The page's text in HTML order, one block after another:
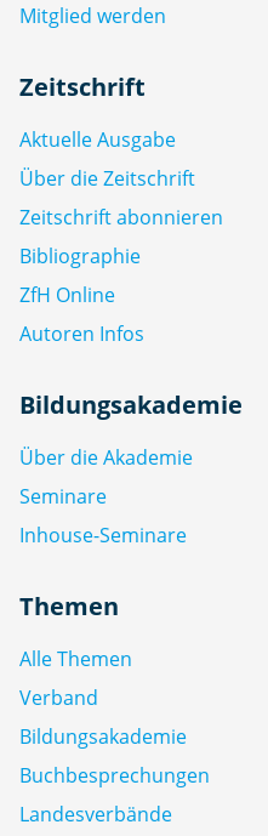
Mitglied werden
Zeitschrift
Aktuelle Ausgabe
Über die Zeitschrift
Zeitschrift abonnieren
Bibliographie
ZfH Online
Autoren Infos
Bildungsakademie
Über die Akademie
Seminare
Inhouse-Seminare
Themen
Alle Themen
Verband
Bildungsakademie
Buchbesprechungen
Landesverbände